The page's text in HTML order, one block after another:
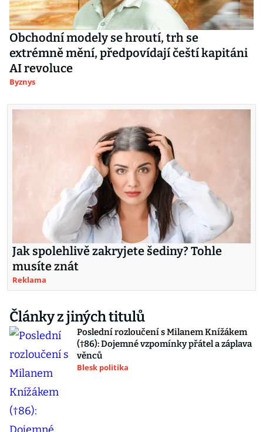
Obchodní modely se hroutí, trh se
extrémně mění, předpovídají čeští kapitáni
AI revoluce
Byznys
Jak spolehlivě zakryjete šediny? Tohle
musíte znát
Reklama
Články z jiných titulů
Poslední rozloučení s Milanem Knížákem
(†86): Dojemné vzpomínky přátel a záplava
věnců
Blesk politika